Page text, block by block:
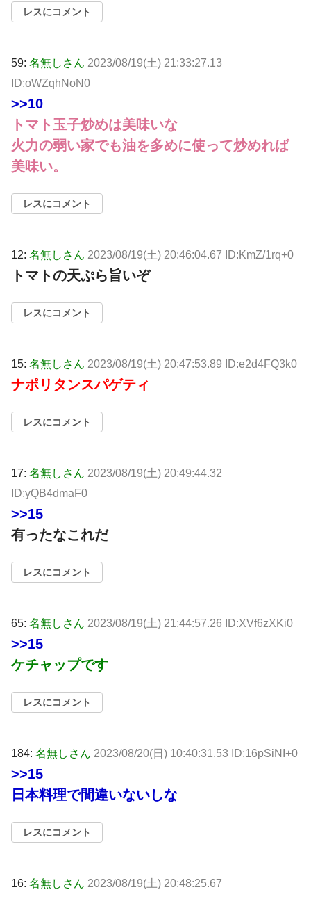
レスにコメント
59: 名無しさん 2023/08/19(土) 21:33:27.13
ID:oWZqhNoN0
>>10
トマト玉子炒めは美味いな
火力の弱い家でも油を多めに使って炒めれば
美味い。
レスにコメント
12: 名無しさん 2023/08/19(土) 20:46:04.67 ID:KmZ/1rq+0
トマトの天ぷら旨いぞ
レスにコメント
15: 名無しさん 2023/08/19(土) 20:47:53.89 ID:e2d4FQ3k0
ナポリタンスパゲティ
レスにコメント
17: 名無しさん 2023/08/19(土) 20:49:44.32
ID:yQB4dmaF0
>>15
有ったなこれだ
レスにコメント
65: 名無しさん 2023/08/19(土) 21:44:57.26 ID:XVf6zXKi0
>>15
ケチャップです
レスにコメント
184: 名無しさん 2023/08/20(日) 10:40:31.53 ID:16pSiNI+0
>>15
日本料理で間違いないしな
レスにコメント
16: 名無しさん 2023/08/19(土) 20:48:25.67